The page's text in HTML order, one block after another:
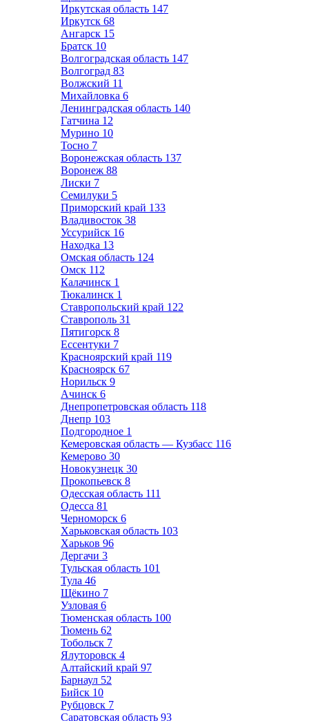
Иркутская область 147
Иркутск 68
Ангарск 15
Братск 10
Волгоградская область 147
Волгоград 83
Волжский 11
Михайловка 6
Ленинградская область 140
Гатчина 12
Мурино 10
Тосно 7
Воронежская область 137
Воронеж 88
Лиски 7
Семилуки 5
Приморский край 133
Владивосток 38
Уссурийск 16
Находка 13
Омская область 124
Омск 112
Калачинск 1
Тюкалинск 1
Ставропольский край 122
Ставрополь 31
Пятигорск 8
Ессентуки 7
Красноярский край 119
Красноярск 67
Норильск 9
Ачинск 6
Днепропетровская область 118
Днепр 103
Подгородное 1
Кемеровская область — Кузбасс 116
Кемерово 30
Новокузнецк 30
Прокопьевск 8
Одесская область 111
Одесса 81
Черноморск 6
Харьковская область 103
Харьков 96
Дергачи 3
Тульская область 101
Тула 46
Щёкино 7
Узловая 6
Тюменская область 100
Тюмень 62
Тобольск 7
Ялуторовск 4
Алтайский край 97
Барнаул 52
Бийск 10
Рубцовск 7
Саратовская область 93